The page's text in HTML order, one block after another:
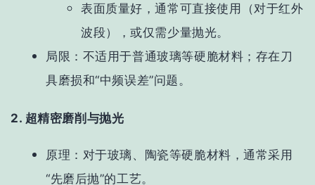
表面质量好，通常可直接使用（对于红外
波段），或仅需少量抛光。
局限 ：不适用于普通玻璃等硬脆材料；存在刀
具磨损和“中频误差”问题。
2. 超精密磨削与抛光
原理 ：对于玻璃、陶瓷等硬脆材料，通常采用
“先磨后抛”的工艺。